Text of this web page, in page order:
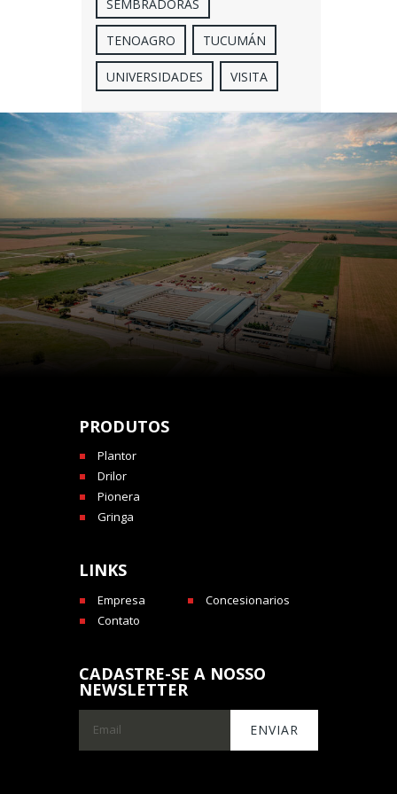
SEMBRADORAS
TENOAGRO TUCUMÁN
UNIVERSIDADES VISITA
PRODUTOS
Plantor
Drilor
Pionera
Gringa
LINKS
Empresa
Concesionarios
Contato
CADASTRE-SE A NOSSO
NEWSLETTER